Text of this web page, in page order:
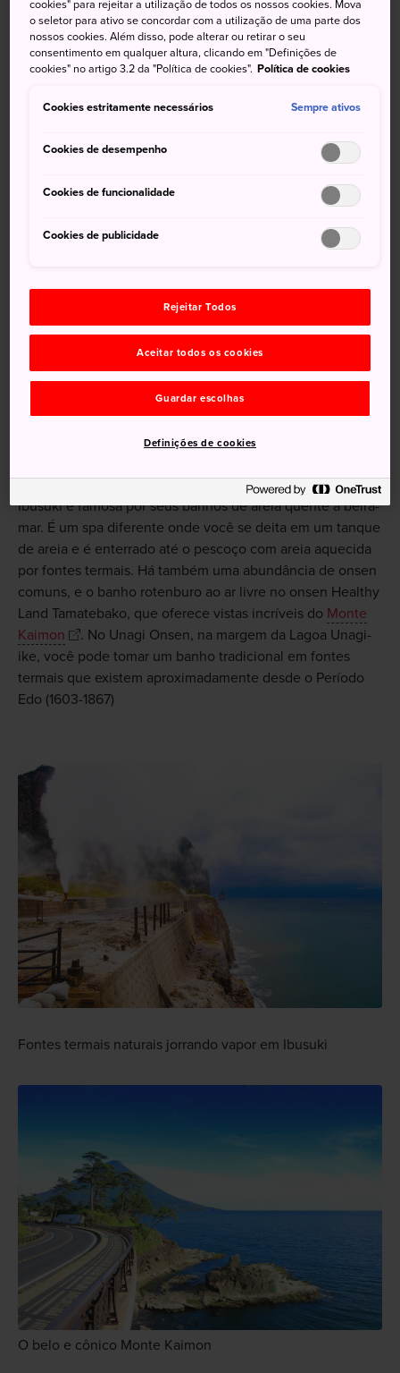
Como chegar
Ibusuki é de fácil acesso de trem a partir da estação
minutos ou um trem local de 80 minutos. O trem temático
particularmente recomendado para se ter uma experiência
Enterrado na areia
Ibusuki é famosa por seus banhos de areia quente à beira-
mar. É um spa diferente onde você se deita em um tanque
de areia e é enterrado até o pescoço com areia aquecida
por fontes termais. Há também uma abundância de onsen
comuns, e o banho rotenburo ao ar livre no onsen Healthy
Land Tamatebako, que oferece vistas incríveis do Monte
Kaimon
. No Unagi Onsen, na margem da Lagoa Unagi-
ike, você pode tomar um banho tradicional em fontes
termais que existem aproximadamente desde o Período
Edo (1603-1867)
Fontes termais naturais jorrando vapor em Ibusuki
O belo e cônico Monte Kaimon
cookies" para rejeitar a utilização de todos os nossos cookies. Mova
o seletor para ativo se concordar com a utilização de uma parte dos
nossos cookies. Além disso, pode alterar ou retirar o seu
consentimento em qualquer altura, clicando em "Definições de
cookies" no artigo 3.2 da "Política de cookies". Política de cookies
Cookies estritamente necessários Sempre ativos
Cookies de desempenho
Cookies de funcionalidade
Cookies de publicidade
Rejeitar Todos
Aceitar todos os cookies
Guardar escolhas
Definições de cookies